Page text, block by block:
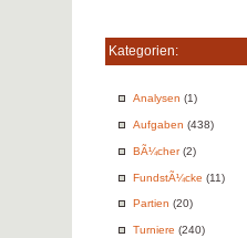
Kategorien:
Analysen (1)
Aufgaben (438)
BÃ¼cher(2)
FundstÃ¼cke (11)
Partien (20)
Turniere (240)